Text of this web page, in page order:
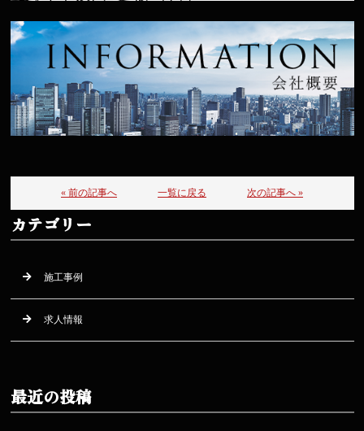
« 前の記事へ 一覧に戻る 次の記事へ »
カテゴリー
施工事例
求人情報
最近の投稿